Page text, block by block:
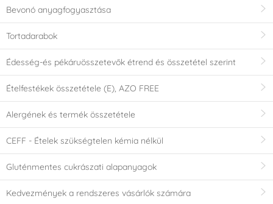
Bevonó anyagfogyasztása
Tortadarabok
Édesség-és pékáruösszetevők étrend és összetétel szerint
Ételfestékek összetétele (E), AZO FREE
Alergének és termék összetétele
CEFF - Ételek szükségtelen kémia nélkül
Gluténmentes cukrászati alapanyagok
Kedvezmények a rendszeres vásárlók számára